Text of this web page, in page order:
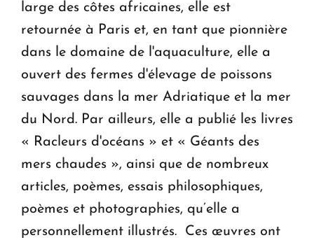
large des côtes africaines, elle est
retournée à Paris et, en tant que pionnière
dans le domaine de l'aquaculture, elle a
ouvert des fermes d'élevage de poissons
sauvages dans la mer Adriatique et la mer
du Nord. Par ailleurs, elle a publié les livres
« Racleurs d'océans » et « Géants des
mers chaudes », ainsi que de nombreux
articles, poèmes, essais philosophiques,
poèmes et photographies, qu’elle a
personnellement illustrés. Ces œuvres ont